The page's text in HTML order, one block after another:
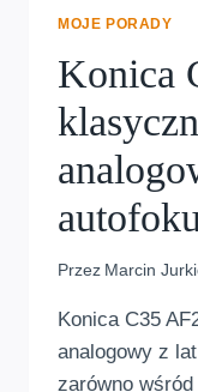
MOJE PORADY
Konica
Przez Marcin
Konica C35
analogowy z
zarówno